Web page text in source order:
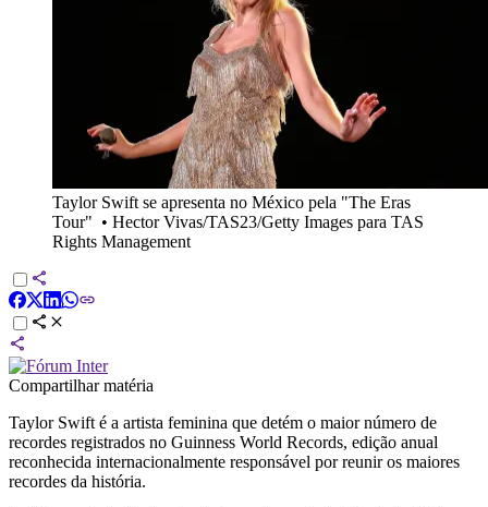
Taylor Swift se apresenta no México pela "The Eras
Tour" • Hector Vivas/TAS23/Getty Images para TAS
Rights Management
Compartilhar matéria
Taylor Swift é a artista feminina que detém o maior número de
recordes registrados no Guinness World Records, edição anual
reconhecida internacionalmente responsável por reunir os maiores
recordes da história.